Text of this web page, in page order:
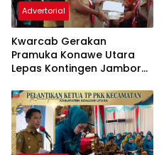
Advertorial
‎Kwarcab Gerakan
Pramuka Konawe Utara
Lepas Kontingen Jambore
Ikbar: Tunjukkan Karakter
Generasi Muda Konut yang